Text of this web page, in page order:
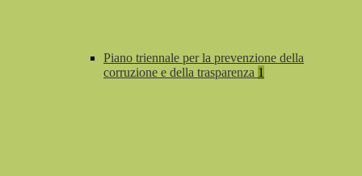
Piano triennale per la prevenzione della
corruzione e della trasparenza 1